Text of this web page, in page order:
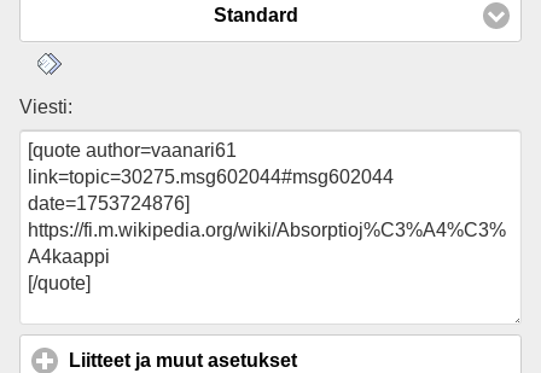
Standard
Viesti:
Liitteet ja muut asetukset